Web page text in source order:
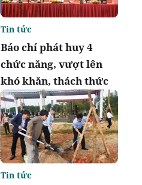
Báo chí phát huy 4
chức năng, vượt lên
khó khăn, thách thức
Tin tức
Tin tức